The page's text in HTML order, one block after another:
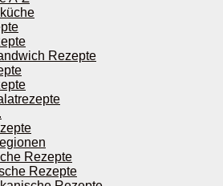
Rezepte
Rezepte
Rezepte